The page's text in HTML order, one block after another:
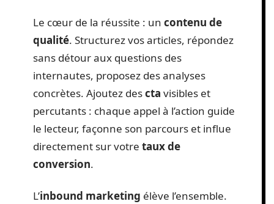
Le cœur de la réussite : un contenu de
qualité. Structurez vos articles, répondez
sans détour aux questions des
internautes, proposez des analyses
concrètes. Ajoutez descta visibles et
percutants : chaque appel à l’action guide
le lecteur, façonne son parcours et influe
directement sur votre taux de
conversion.
L’inbound marketing élève l’ensemble.